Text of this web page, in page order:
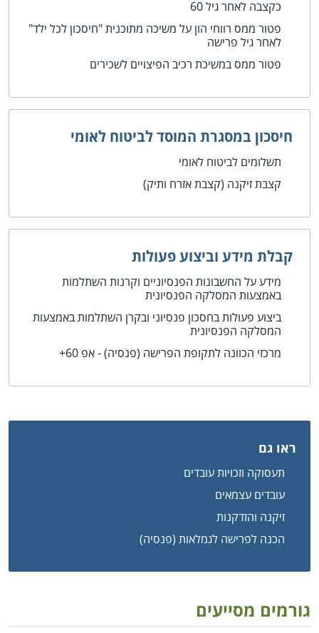
כקצבה לאחר גיל 60
פטור ממס רווחי הון על משיכה מתוכנית "חיסכון לכל ילד"
לאחר גיל פרישה
פטור ממס במשיכת רכיב הפיצויים לשכירים
חיסכון במסגרת המוסד לביטוח לאומי
תשלומים לביטוח לאומי
קצבת זיקנה (קצבת אזרח ותיק)
קבלת מידע וביצוע פעולות
מידע על החשבונות הפנסיוניים וקרנות השתלמות
באמצעות המסלקה הפנסיונית
ביצוע פעולות בחסכון פנסיוני ובקרן השתלמות באמצעות
המסלקה הפנסיונית
מרכזי הכוונה לתקופת הפרישה (פנסיה) - אפ 60+
ראו גם
תעסוקה וזכויות עובדים
עובדים עצמאים
זיקנה והזדקנות
הכנה לפרישה לגמלאות (פנסיה)
גורמים מסייעים